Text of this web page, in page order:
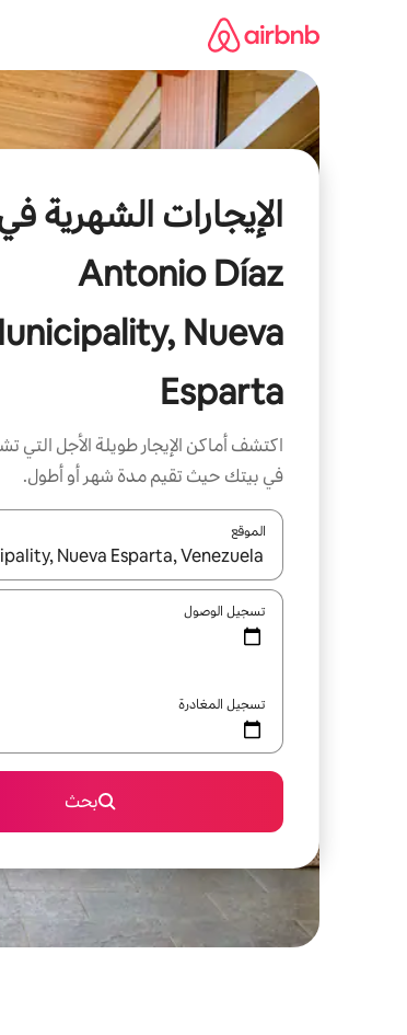
الإيجارات الشهرية
Antonio Díaz
Nueva
Esparta
اكتشف أماكن الإيجار طويلة الأجل التي
في بيتك حيث تقيم مدة شهر أو أطول.
الموقع
عند توفر النتائج، انتقل باستخدام
تسجيل الوصول
تسجيل المغادرة
بحث